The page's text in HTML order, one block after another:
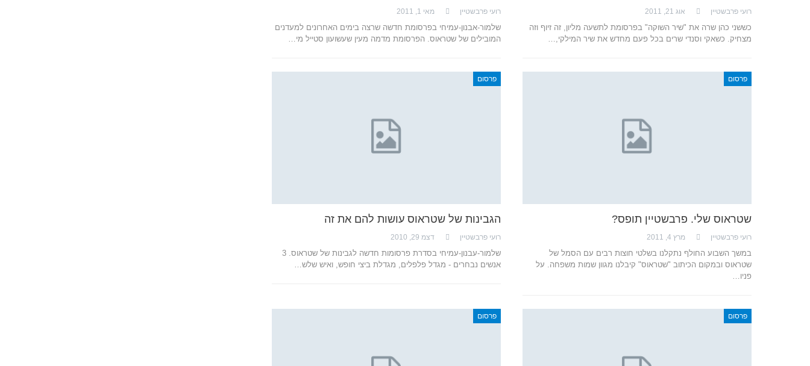
רועי פרבשטיין אוג 21, 2011
כששני כהן שרה את "שיר השוקה" בפרסומת לתשעה מליון, זה זיוף וזה
מצחיק. כשאקי וסנדי שרים בכל פעם מחדש את שיר המילקי,…
רועי פרבשטיין מאי 1, 2011
שלמור-אבנון-עמיחי בפרסומת חדשה שרצה בימים האחרונים למעדנים
המובילים של שטראוס. הפרסומת מדמה מעין שעשועון סטייל מי…
פרסום
שטראוס שלי. פרבשטיין תופס?
רועי פרבשטיין מרץ 4, 2011
במשך השבוע החולף נתקלנו בשלטי חוצות רבים עם הסמל של
שטראוס ובמקום הכיתוב "שטראוס" קיבלנו מגוון שמות משפחה. על
פניו…
פרסום
הגבינות של שטראוס עושות להם את זה
רועי פרבשטיין דצמ 29, 2010
שלמור-עבנון-עמיחי בסדרת פרסומות חדשה לגבינות של שטראוס. 3
אנשים נבחרים - מגדל פלפלים, מגדלת ביצי חופש, ואיש שלש…
פרסום פרסום